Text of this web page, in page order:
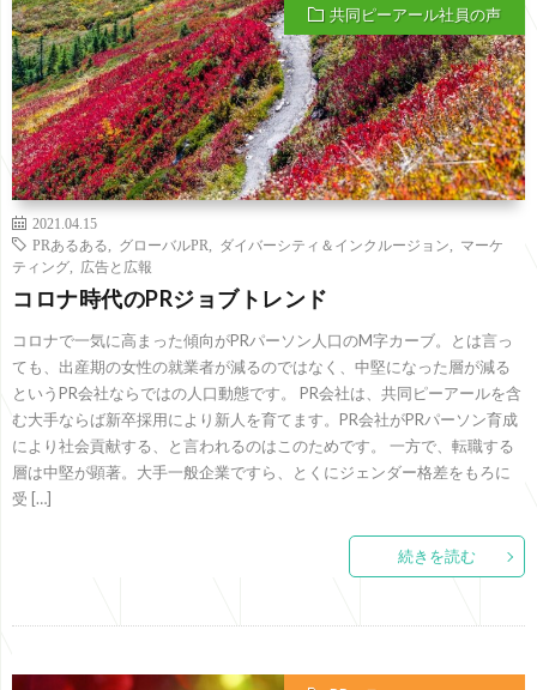
共同ピーアール社員の声
2021.04.15
PRあるある
グローバルPR ダイバーシティ＆インクルージョン
マーケ
ティング
広告と広報
コロナ時代のPRジョブトレンド
コロナで一気に高まった傾向がPRパーソン人口のM字カーブ。とは言っ
ても、出産期の女性の就業者が減るのではなく、中堅になった層が減る
というPR会社ならではの人口動態です。 PR会社は、共同ピーアールを含
む大手ならば新卒採用により新人を育てます。PR会社がPRパーソン育成
により社会貢献する、と言われるのはこのためです。 一方で、転職する
層は中堅が顕著。大手一般企業ですら、とくにジェンダー格差をもろに
受 […]
続きを読む